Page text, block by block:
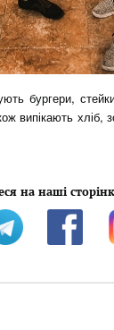
бургери,
випікають
на наші